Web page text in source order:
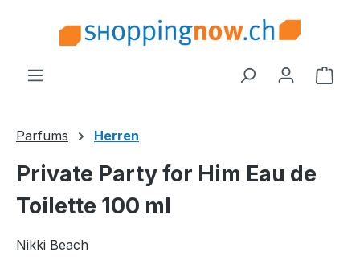
Zum Hauptinhalt springen
Parfums Herren
Private Party for Him Eau de
Toilette 100 ml
Nikki Beach